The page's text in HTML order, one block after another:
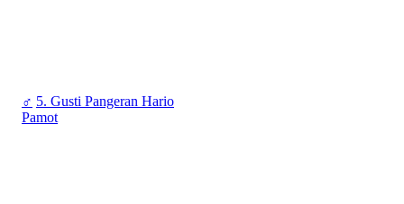
♂ 5. Gusti Pangeran Hario
Pamot